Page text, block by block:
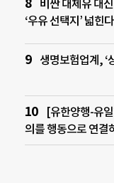
비싼 대체유 대
‘우유 선택지’ 넓힌다
생명보험업계, ‘
[유한양행-유
의를 행동으로 연결